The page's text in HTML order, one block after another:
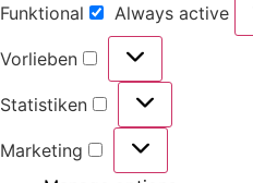
Funktional
Always active
Vorlieben
Statistiken
Marketing